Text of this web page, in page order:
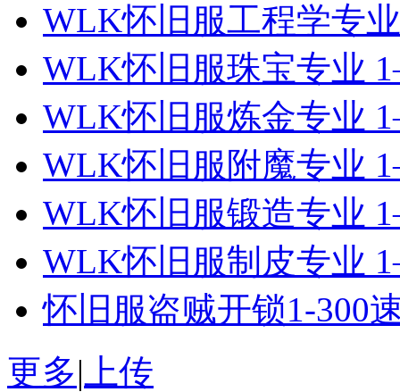
WLK怀旧服工程学专
WLK怀旧服珠宝专业
WLK怀旧服炼金专业
WLK怀旧服附魔专业
WLK怀旧服锻造专业
WLK怀旧服制皮专业
怀旧服盗贼开锁1-300
更多| 上传